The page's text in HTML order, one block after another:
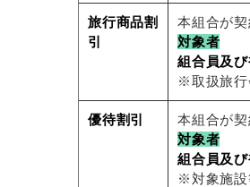
旅行商品割
引
本組合が
対象者
組合員及
※取扱旅行
優待割引
本組合が
対象者
組合員及
※対象施設